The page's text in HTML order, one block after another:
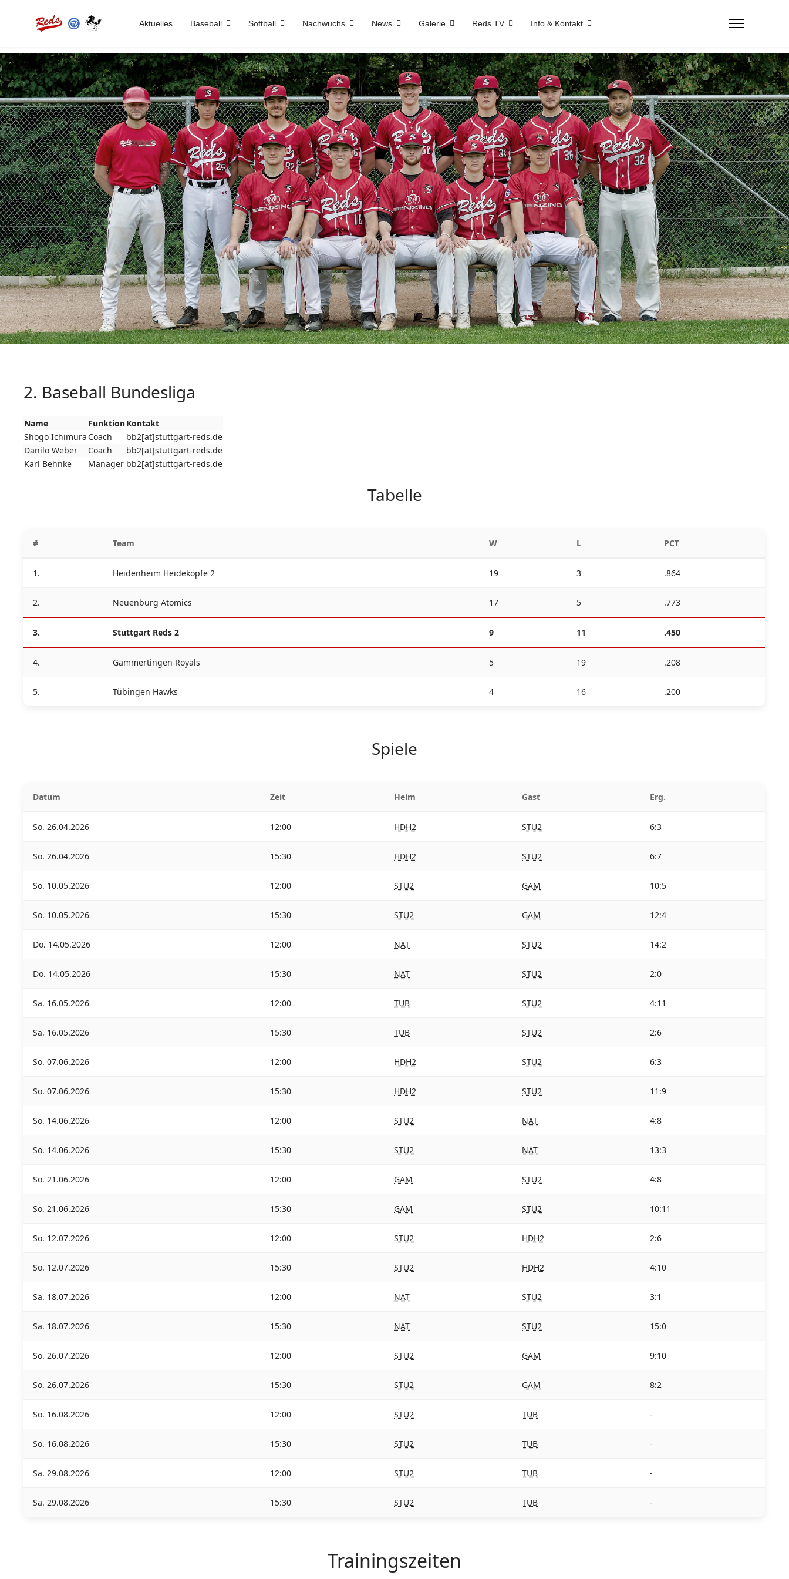
Aktuelles Baseball Softball Nachwuchs News Galerie Reds TV Info & Kontakt
2. Baseball Bundesliga
Name FunktionKontakt
Shogo Ichimura Coach
bb2[at]stuttgart-reds.de
Danilo Weber
Coach
bb2[at]stuttgart-reds.de
Karl Behnke
Manager bb2[at]stuttgart-reds.de
Tabelle
# Team W L PCT
1. Heidenheim Heideköpfe 2 19 3 .864
2. Neuenburg Atomics 17 5 .773
3. Stuttgart Reds 2 9 11 .450
4. Gammertingen Royals 5 19 .208
5. Tübingen Hawks 4 16 .200
Spiele
Datum Zeit Heim Gast Erg.
So. 26.04.2026 12:00 HDH2 STU2 6:3
So. 26.04.2026 15:30 HDH2 STU2 6:7
So. 10.05.2026 12:00 STU2 GAM 10:5
So. 10.05.2026 15:30 STU2 GAM 12:4
Do. 14.05.2026 12:00 NAT STU2 14:2
Do. 14.05.2026 15:30 NAT STU2 2:0
Sa. 16.05.2026 12:00 TUB STU2 4:11
Sa. 16.05.2026 15:30 TUB STU2 2:6
So. 07.06.2026 12:00 HDH2 STU2 6:3
So. 07.06.2026 15:30 HDH2 STU2 11:9
So. 14.06.2026 12:00 STU2 NAT 4:8
So. 14.06.2026 15:30 STU2 NAT 13:3
So. 21.06.2026 12:00 GAM STU2 4:8
So. 21.06.2026 15:30 GAM STU2 10:11
So. 12.07.2026 12:00 STU2 HDH2 2:6
So. 12.07.2026 15:30 STU2 HDH2 4:10
Sa. 18.07.2026 12:00 NAT STU2 3:1
Sa. 18.07.2026 15:30 NAT STU2 15:0
So. 26.07.2026 12:00 STU2 GAM 9:10
So. 26.07.2026 15:30 STU2 GAM 8:2
So. 16.08.2026 12:00 STU2 TUB -
So. 16.08.2026 15:30 STU2 TUB -
Sa. 29.08.2026 12:00 STU2 TUB -
Sa. 29.08.2026 15:30 STU2 TUB -
Trainingszeiten